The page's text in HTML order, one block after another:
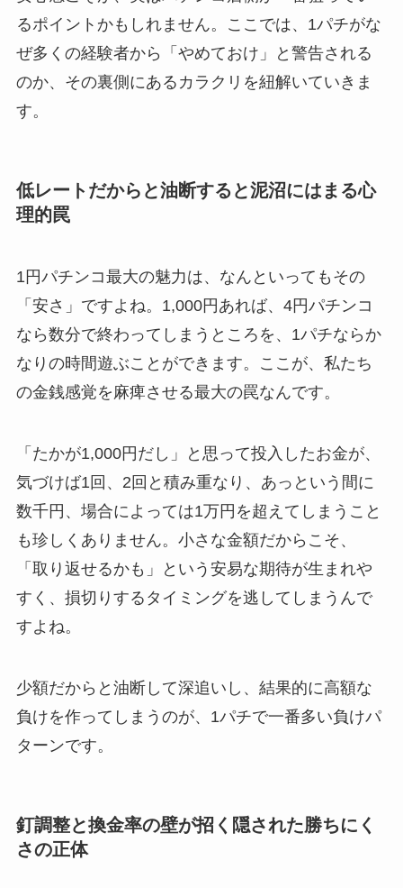
るポイントかもしれません。ここでは、1パチがな
ぜ多くの経験者から「やめておけ」と警告される
のか、その裏側にあるカラクリを紐解いていきま
す。
低レートだからと油断すると泥沼にはまる心
理的罠
1円パチンコ最大の魅力は、なんといってもその
「安さ」ですよね。1,000円あれば、4円パチンコ
なら数分で終わってしまうところを、1パチならか
なりの時間遊ぶことができます。ここが、私たち
の金銭感覚を麻痺させる最大の罠なんです。
「たかが1,000円だし」と思って投入したお金が、
気づけば1回、2回と積み重なり、あっという間に
数千円、場合によっては1万円を超えてしまうこと
も珍しくありません。小さな金額だからこそ、
「取り返せるかも」という安易な期待が生まれや
すく、損切りするタイミングを逃してしまうんで
すよね。
少額だからと油断して深追いし、結果的に高額な
負けを作ってしまうのが、1パチで一番多い負けパ
ターンです。
釘調整と換金率の壁が招く隠された勝ちにく
さの正体